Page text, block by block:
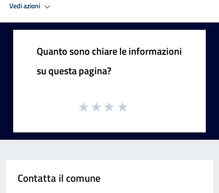
Vedi azioni
Quanto sono chiare le informazioni
su questa pagina?
Contatta il comune